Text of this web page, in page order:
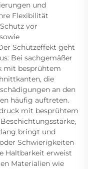
und
Flexibilität
vor
Schutzeffekt geht
Bei sachgemäßer
mit besprühtem
die
an den
häufig auftreten.
mit besprühtem
bringt und
Schwierigkeiten
Haltbarkeit erweist
Materialien wie